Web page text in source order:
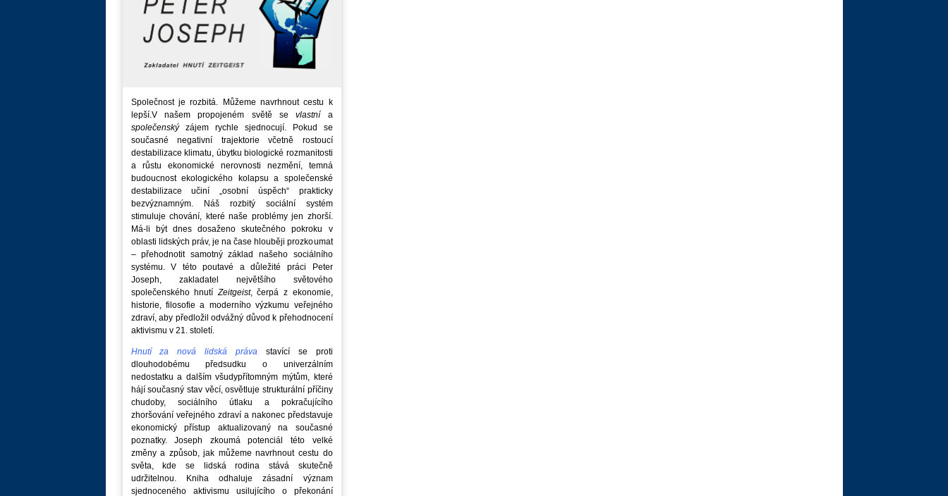
Společnost je rozbitá. Můžeme navrhnout cestu k
lepší.V našem propojeném světě sevlastnía
společenskýzájem rychle sjednocují. Pokud se
současné negativní trajektorie včetně rostoucí
destabilizace klimatu, úbytku biologické rozmanitosti
a růstu ekonomické nerovnosti nezmění, temná
budoucnost ekologického kolapsu a společenské
destabilizace učiní „osobní úspěch“ prakticky
bezvýznamným. Náš rozbitý sociální systém
stimuluje chování, které naše problémy jen zhorší.
Má-li být dnes dosaženo skutečného pokroku v
oblasti lidských práv, je na čase hlouběji prozkoumat
– přehodnotit samotný základ našeho sociálního
systému. V této poutavé a důležité práci Peter
Joseph, zakladatel největšího světového
společenského hnutí Zeitgeist, čerpá z ekonomie,
historie, filosofie a moderního výzkumu veřejného
zdraví, aby předložil odvážný důvod k přehodnocení
aktivismu v 21. století.
Hnutí za nová lidská práva stavící se proti
dlouhodobému předsudku o univerzálním
nedostatku a dalším všudypřítomným mýtům, které
hájí současný stav věcí, osvětluje strukturální příčiny
chudoby, sociálního útlaku a pokračujícího
zhoršování veřejného zdraví a nakonec představuje
ekonomický přístup aktualizovaný na současné
poznatky. Joseph zkoumá potenciál této velké
změny a způsob, jak můžeme navrhnout cestu do
světa, kde se lidská rodina stává skutečně
udržitelnou. Kniha odhaluje zásadní význam
sjednoceného aktivismu usilujícího o překonání